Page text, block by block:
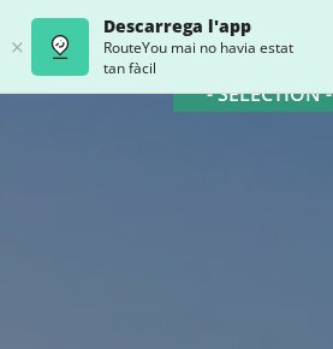
Descarrega l'app
RouteYou mai no havia estat
tan fàcil
- SELECTION -